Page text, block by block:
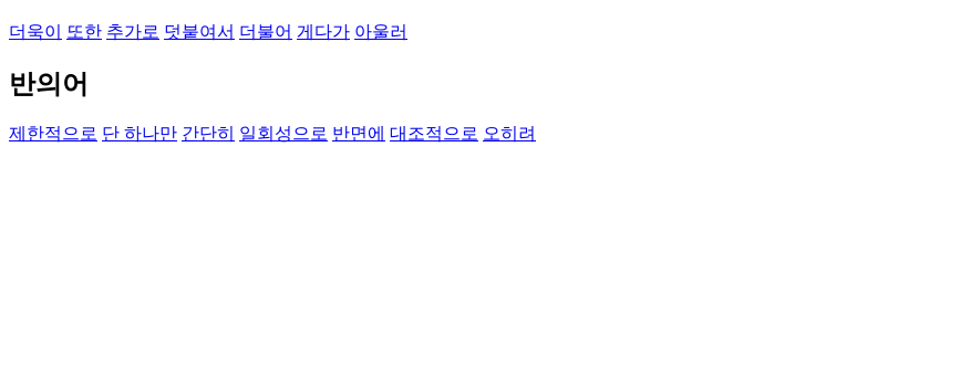
더욱이 또한 추가로 덧붙여서 더불어 게다가 아울러
반의어
제한적으로 단 하나만 간단히 일회성으로 반면에 대조적으로 오히려